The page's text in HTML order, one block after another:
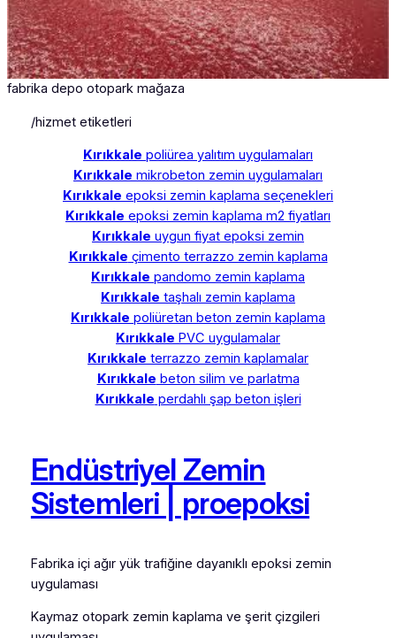
fabrika depo otopark mağaza
/hizmet etiketleri
Kırıkkale poliürea yalıtım uygulamaları
Kırıkkale mikrobeton zemin uygulamaları
Kırıkkale epoksi zemin kaplama seçenekleri
Kırıkkale epoksi zemin kaplama m2 fiyatları
Kırıkkale uygun fiyat epoksi zemin
Kırıkkale çimento terrazzo zemin kaplama
Kırıkkale pandomo zemin kaplama
Kırıkkale taşhalı zemin kaplama
Kırıkkale poliüretan beton zemin kaplama
Kırıkkale PVC uygulamalar
Kırıkkale terrazzo zemin kaplamalar
Kırıkkale beton silim ve parlatma
Kırıkkale perdahlı şap beton işleri
Endüstriyel Zemin
Sistemleri | proepoksi
Fabrika içi ağır yük trafiğine dayanıklı epoksi zemin
uygulaması
Kaymaz otopark zemin kaplama ve şerit çizgileri